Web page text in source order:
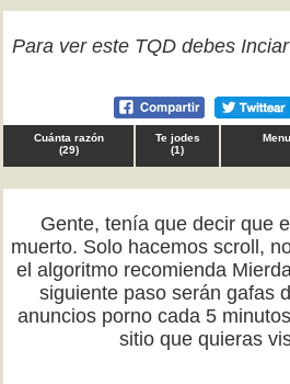
Para ver este TQD debes
Cuánta razón
(29)
Te jodes
(1)
Gente, tenía que decir que
muerto. Solo hacemos scroll,
el algoritmo recomienda
siguiente paso serán gafas
anuncios porno cada 5
sitio que quieras